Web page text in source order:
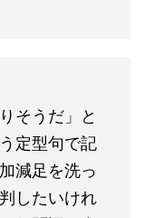
そうだ」と
定型句で記
減足を洗っ
したいけれ